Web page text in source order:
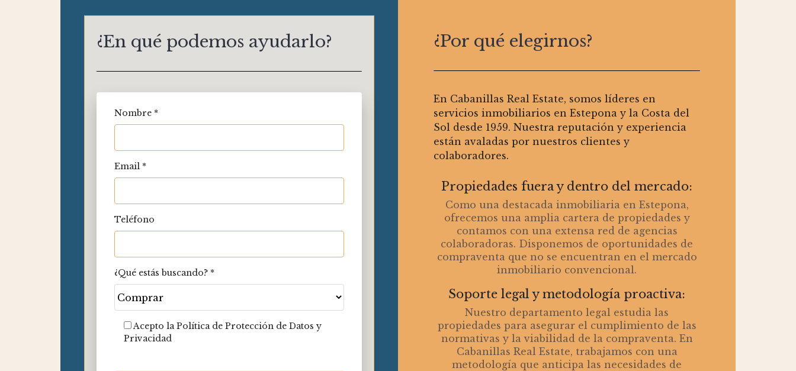
¿En qué podemos ayudarlo?
Nombre *
Email *
Teléfono
¿Qué estás buscando? *
Acepto la Política de Protección de Datos y
Privacidad
¿Por qué elegirnos?
En Cabanillas Real Estate, somos líderes en
servicios inmobiliarios en Estepona y la Costa del
Sol desde 1959. Nuestra reputación y experiencia
están avaladas por nuestros clientes y
colaboradores.
Propiedades fuera y dentro del mercado:
Como una destacada inmobiliaria en Estepona,
ofrecemos una amplia cartera de propiedades y
contamos con una extensa red de agencias
colaboradoras. Disponemos de oportunidades de
compraventa que no se encuentran en el mercado
inmobiliario convencional.
Soporte legal y metodología proactiva:
Nuestro departamento legal estudia las
propiedades para asegurar el cumplimiento de las
normativas y la viabilidad de la compraventa. En
Cabanillas Real Estate, trabajamos con una
metodología que anticipa las necesidades de